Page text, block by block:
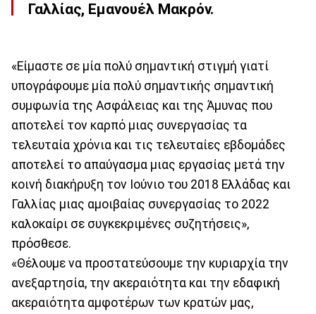
Γαλλίας, Εμανουέλ Μακρόν.
«Είμαστε σε μία πολύ σημαντική στιγμή γιατί
υπογράφουμε μία πολύ σημαντικής σημαντική
συμφωνία της Ασφάλειας και της Άμυνας που
αποτελεί τον καρπό μιας συνεργασίας τα
τελευταία χρόνια και τις τελευταίες εβδομάδες
αποτελεί το απαύγασμα μιας εργασίας μετά την
κοινή διακήρυξη τον Ιούνιο του 2018 Ελλάδας και
Γαλλίας μιας αμοιβαίας συνεργασίας το 2022
καλοκαίρι σε συγκεκριμένες συζητήσεις»,
πρόσθεσε.
«Θέλουμε να προστατεύσουμε την κυριαρχία την
ανεξαρτησία, την ακεραιότητα και την εδαφική
ακεραιότητα αμφοτέρων των κρατών μας,